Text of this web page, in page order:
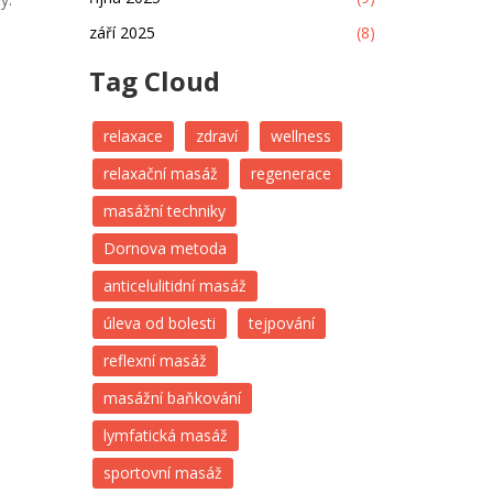
září 2025
(8)
Tag Cloud
relaxace zdraví
wellness
relaxační masáž
regenerace
masážní techniky
Dornova metoda
anticelulitidní masáž
úleva od bolesti
tejpování
reflexní masáž
masážní baňkování
lymfatická masáž
sportovní masáž